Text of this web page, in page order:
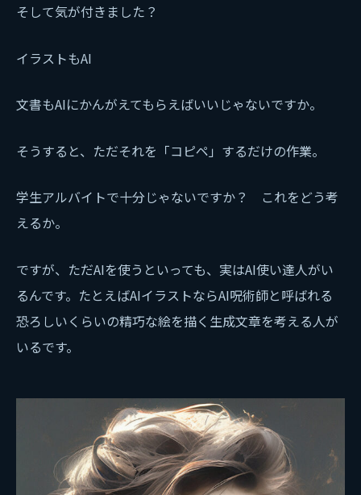
そして気が付きました？
イラストもAI
文書もAIにかんがえてもらえばいいじゃないですか。
そうすると、ただそれを「コピペ」するだけの作業。
学生アルバイトで十分じゃないですか？ これをどう考
えるか。
ですが、ただAIを使うといっても、実はAI使い達人がい
るんです。たとえばAIイラストならAI呪術師と呼ばれる
恐ろしいくらいの精巧な絵を描く生成文章を考える人が
いるです。